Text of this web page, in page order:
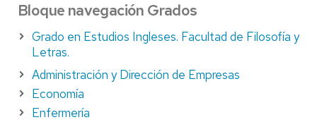
Bloque navegación Grados
Grado en Estudios Ingleses. Facultad de Filosofía y
Letras.
Administración y Dirección de Empresas
Economía
Enfermería